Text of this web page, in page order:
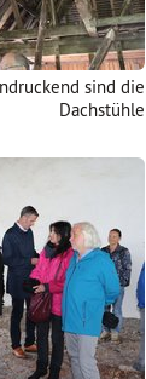
sind die
Dachstühle